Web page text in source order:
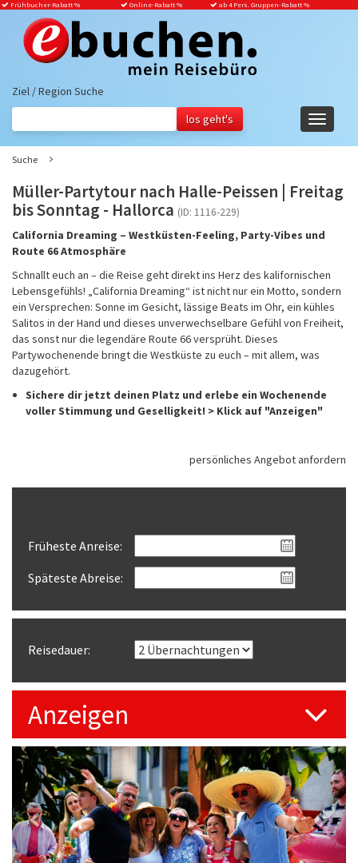
Frühbucher-Rabatt% Online-Rabatt % ab 4 Pers. Gruppen-Rabatt %
Ziel / Region Suche
Suche
Müller-Partytour nach Halle-Peissen | Freitag
bis Sonntag - Hallorca (ID: 1116-229)
California Dreaming – Westküsten-Feeling, Party-Vibes und
Route 66 Atmosphäre
Schnallt euch an – die Reise geht direkt ins Herz des kalifornischen
Lebensgefühls! „California Dreaming“ ist nicht nur ein Motto, sondern
ein Versprechen: Sonne im Gesicht, lässige Beats im Ohr, ein kühles
Salitos in der Hand und dieses unverwechselbare Gefühl von Freiheit,
das sonst nur die legendäre Route 66 versprüht. Dieses
Partywochenende bringt die Westküste zu euch – mit allem, was
dazugehört.
Sichere dir jetzt deinen Platz und erlebe ein Wochenende
voller Stimmung und Geselligkeit! > Klick auf "Anzeigen"
persönliches Angebot anfordern
Früheste Anreise:
Späteste Abreise:
Reisedauer:
Anzeigen
Previous Next